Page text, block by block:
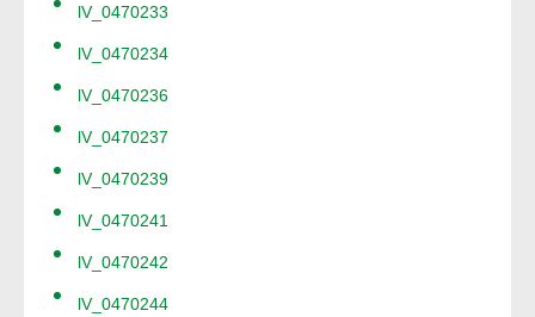
lV_0470233
lV_0470234
lV_0470236
lV_0470237
lV_0470239
lV_0470241
lV_0470242
lV_0470244